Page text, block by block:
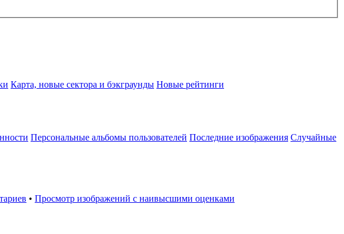
Карта, новые сектора и бэкграунды Новые рейтинги
Персональные альбомы пользователей Последние изображения Случайные
• Просмотр изображений с наивысшими оценками